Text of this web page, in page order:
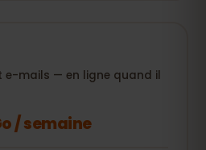
e-mails — en ligne quand il
/ semaine